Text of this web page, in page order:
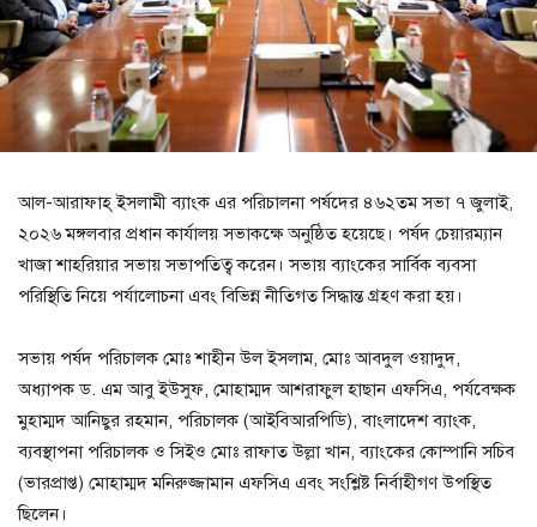
আল-আরাফাহ্ ইসলামী ব্যাংক এর পরিচালনা পর্ষদের ৪৬২তম সভা ৭ জুলাই,
২০২৬ মঙ্গলবার প্রধান কার্যালয় সভাকক্ষে অনুষ্ঠিত হয়েছে। পর্ষদ চেয়ারম্যান
খাজা শাহরিয়ার সভায় সভাপতিত্ব করেন। সভায় ব্যাংকের সার্বিক ব্যবসা
পরিস্থিতি নিয়ে পর্যালোচনা এবং বিভিন্ন নীতিগত সিদ্ধান্ত গ্রহণ করা হয়।
সভায় পর্ষদ পরিচালক মোঃ শাহীন উল ইসলাম, মোঃ আবদুল ওয়াদুদ,
অধ্যাপক ড. এম আবু ইউসুফ, মোহাম্মদ আশরাফুল হাছান এফসিএ, পর্যবেক্ষক
মুহাম্মদ আনিছুর রহমান, পরিচালক (আইবিআরপিডি), বাংলাদেশ ব্যাংক,
ব্যবস্থাপনা পরিচালক ও সিইও মোঃ রাফাত উল্লা খান, ব্যাংকের কোম্পানি সচিব
(ভারপ্রাপ্ত) মোহাম্মদ মনিরুজ্জামান এফসিএ এবং সংশ্লিষ্ট নির্বাহীগণ উপস্থিত
ছিলেন।